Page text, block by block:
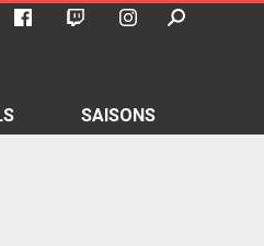
SAISONS